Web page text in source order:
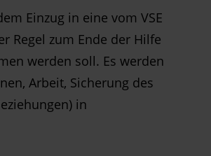
Einzug in eine vom VSE
Regel zum Ende der Hilfe
werden soll. Es werden
Arbeit, Sicherung des
in